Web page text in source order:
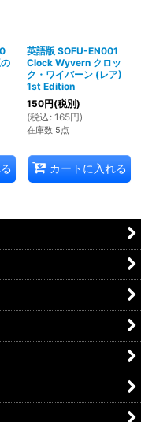
英語版 SOFU-EN001
Clock Wyvern クロッ
ク・ワイバーン (レア)
1st Edition
150円(税別)
(税込 : 165円)
在庫数 5点
カートに入れる